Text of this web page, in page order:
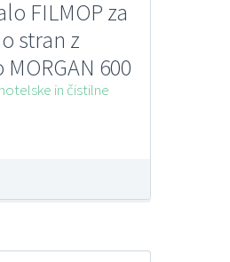
FILMOP za
stran z
600
in čistilne